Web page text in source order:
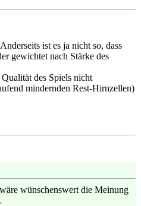
ist es ja nicht so, dass
gewichtet nach Stärke des
des Spiels nicht
mindernden Rest-Hirnzellen)
wünschenswert die Meinung